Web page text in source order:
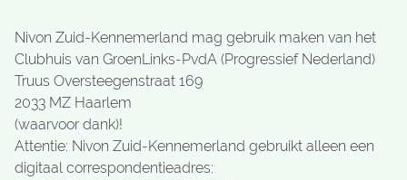
Nivon Zuid-Kennemerland mag gebruik maken van het
Clubhuis van GroenLinks-PvdA (Progressief Nederland)
Truus Oversteegenstraat 169
2033 MZ Haarlem
(waarvoor dank)!
Attentie: Nivon Zuid-Kennemerland gebruikt alleen een
digitaal correspondentieadres: